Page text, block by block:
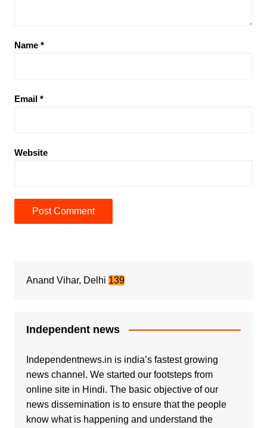
Name *
Email *
Website
Anand Vihar, Delhi 139
Independent news
Independentnews.in is india’s fastest growing
news channel. We started our footsteps from
online site in Hindi. The basic objective of our
news dissemination is to ensure that the people
know what is happening and understand the